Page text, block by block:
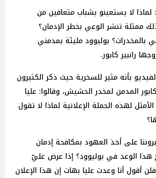
لماذا لا يستعينو بشباب متعافين من
ممثلة تنشر الوعي بخطر الإدمان؟
بالمخدرات؟ بوليوود مليئة بمدمني
رانبير كابور.
بأنه مثير للسخرية حيث ذكر الكثيرون
المدمن لمخدر الحشيش، وقالوا: عليا
لهذه الحملة الإعلانية لماذا لا تقول
على أخذ العهود بمكافحة إدمان
هذا الوعد في بوليوود؟ إذا عرض عليّ
أقول أنا وعدت عليا بهات إن هذا الإعلان